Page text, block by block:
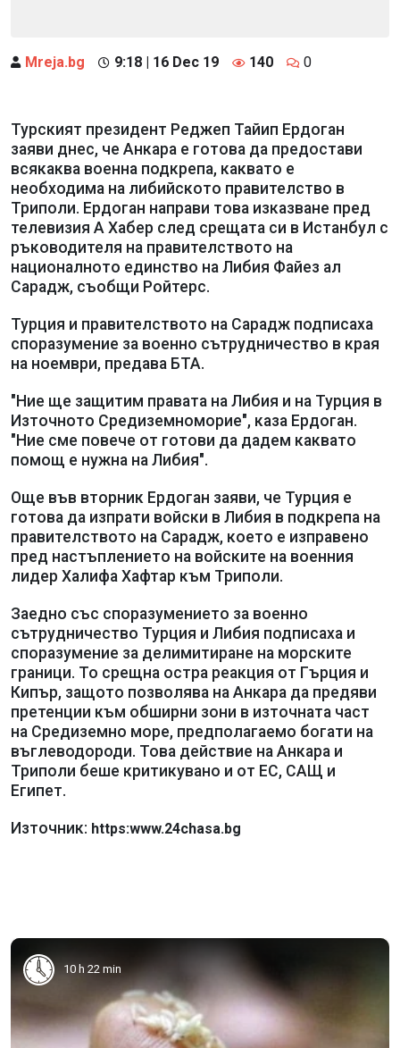
Mreja.bg 9:18 | 16 Dec 19 140 0
Турският президент Реджеп Тайип Ердоган
заяви днес, че Анкара е готова да предостави
всякаква военна подкрепа, каквато е
необходима на либийското правителство в
Триполи. Ердоган направи това изказване пред
телевизия А Хабер след срещата си в Истанбул с
ръководителя на правителството на
националното единство на Либия Файез ал
Сарадж, съобщи Ройтерс.
Турция и правителството на Сарадж подписаха
споразумение за военно сътрудничество в края
на ноември, предава БТА.
"Ние ще защитим правата на Либия и на Турция в
Източното Средиземноморие", каза Ердоган.
"Ние сме повече от готови да дадем каквато
помощ е нужна на Либия".
Още във вторник Ердоган заяви, че Турция е
готова да изпрати войски в Либия в подкрепа на
правителството на Сарадж, което е изправено
пред настъплението на войските на военния
лидер Халифа Хафтар към Триполи.
Заедно със споразумението за военно
сътрудничество Турция и Либия подписаха и
споразумение за делимитиране на морските
граници. То срещна остра реакция от Гърция и
Кипър, защото позволява на Анкара да предяви
претенции към обширни зони в източната част
на Средиземно море, предполагаемо богати на
въглеводороди. Това действие на Анкара и
Триполи беше критикувано и от ЕС, САЩ и
Египет.
Източник: https:www.24chasa.bg
10 h 22 min